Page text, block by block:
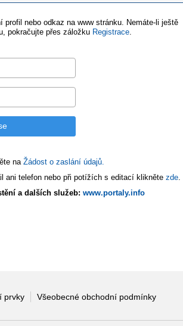
nebo odkaz na www stránku. Nemáte-li ještě
pokračujte přes záložku Registrace
na Žádost o zaslání údajů.
ani telefon nebo při potížích s editací klikněte zde
a dalších služeb: www.portaly.info
prvky Všeobecné obchodní podmínky